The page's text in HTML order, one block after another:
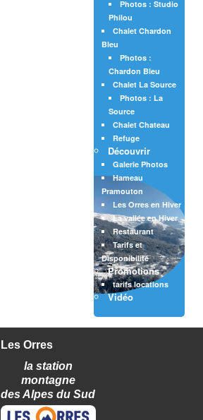
Photos : Studio
Philou
Chalet Chardon
Bleu
Photos :
Chardon Bleu
Chalet La Source
Photos : La
Source
Chalet Chateau
Refuge
Découvrir
Galerie Photos
Hameau
Pramouton
Les Orres en Hiver
La vallée en Hiver
Restaurant
Tarifs et
Disponibilité
Promotions
tarifs locations
Vidéo
Les Orres
la station
montagne
des Alpes du Sud